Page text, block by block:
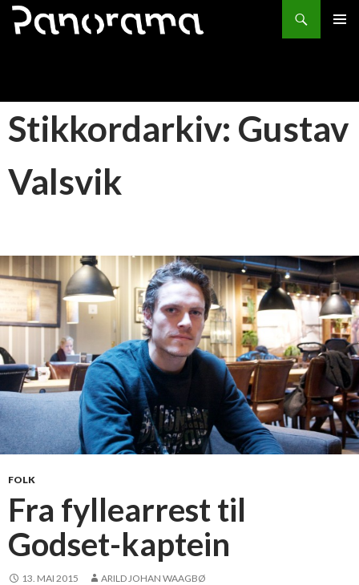
Søk
HOPP
Stikkordarkiv: Gustav
Valsvik
FOLK
Fra fyllearrest til
Godset-kaptein
13. MAI 2015 ARILD JOHAN WAAGBØ